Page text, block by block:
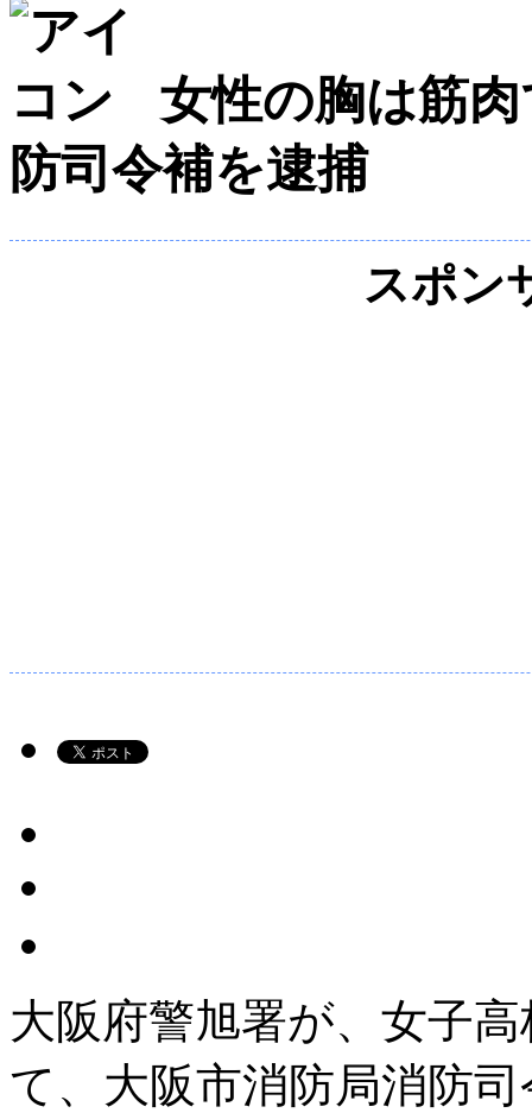
女性の胸は筋
防司令補を逮捕
スポン
大阪府警旭署が、女子
て、大阪市消防局消防